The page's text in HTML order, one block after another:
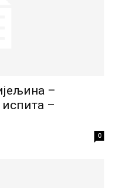
–
испита –
0